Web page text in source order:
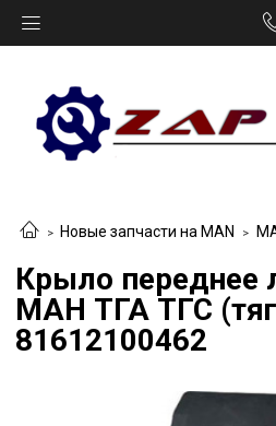
Новые запчасти на MAN
Крыло переднее
МАН ТГА ТГС
81612100462